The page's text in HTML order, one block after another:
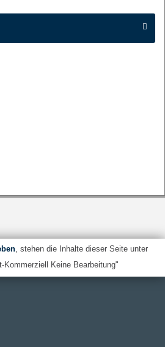
, stehen die Inhalte dieser Seite unter